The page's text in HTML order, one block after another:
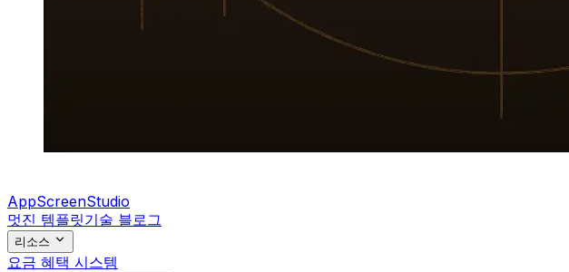
AppScreenStudio
멋진 템플릿기술 블로그
리소스
요금 혜택 시스템